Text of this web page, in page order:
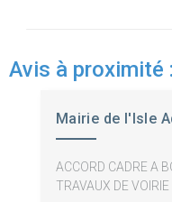
Avis à proximité :
Mairie de l'Isle
ACCORD CADRE A
TRAVAUX DE VOIRIE